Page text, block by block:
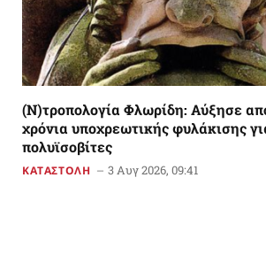
(Ν)τροπολογία Φλωρίδη: Αύξησε
χρόνια υποχρεωτικής φυλάκισης
πολυϊσοβίτες
ΚΑΤΑΣΤΟΛΗ 3 Αυγ 2026, 09:41